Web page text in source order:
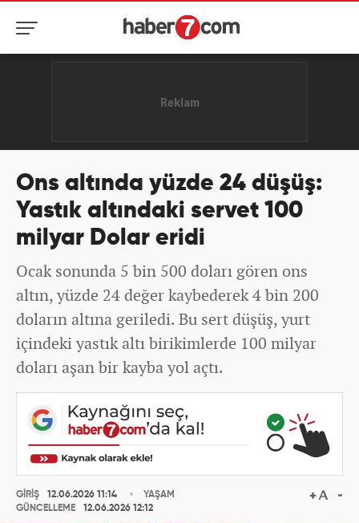
Ons altında yüzde 24 düşüş:
Yastık altındaki servet 100
milyar Dolar eridi
Ocak sonunda 5 bin 500 doları gören ons
altın, yüzde 24 değer kaybederek 4 bin 200
doların altına geriledi. Bu sert düşüş, yurt
içindeki yastık altı birikimlerde 100 milyar
doları aşan bir kayba yol açtı.
GİRİŞ
12.06.2026 11:14
GÜNCELLEME
12.06.2026 12:12
YAŞAM